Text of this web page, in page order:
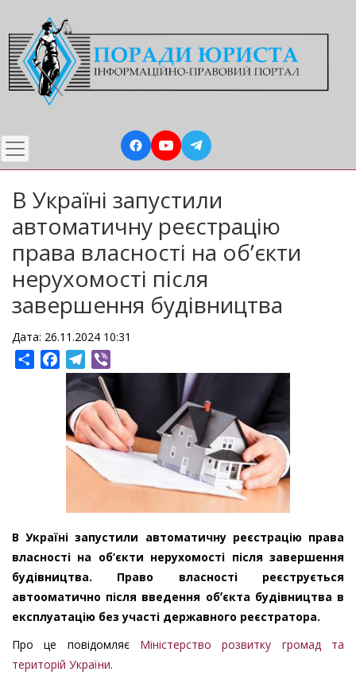
до
основного
вмісту
В Україні запустили
автоматичну реєстрацію
права власності на об’єкти
нерухомості після
завершення будівництва
Дата: 26.11.2024 10:31
ShareFacebookTelegram
В Україні запустили автоматичну реєстрацію права
власності на об’єкти нерухомості після завершення
будівництва. Право власності реєструється
автооматично після введення обʼєкта будівництва в
експлуатацію без участі державного реєстратора.
Про це повідомляє Міністерство розвитку громад та
територій України.